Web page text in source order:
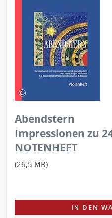
Abendstern
Impressionen zu
NOTENHEFT
(26,5 MB)
IN DEN